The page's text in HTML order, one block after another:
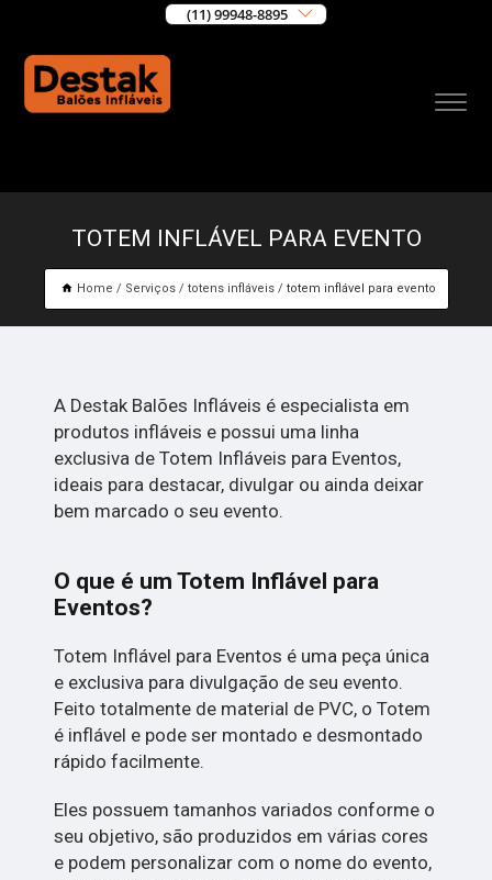
(11) 99948-8895
TOTEM INFLÁVEL PARA EVENTO
Home Serviços totens infláveis totem inflável para evento
A Destak Balões Infláveis é especialista em
produtos infláveis e possui uma linha
exclusiva de Totem Infláveis para Eventos,
ideais para destacar, divulgar ou ainda deixar
bem marcado o seu evento.
O que é um Totem Inflável para
Eventos?
Totem Inflável para Eventos é uma peça única
e exclusiva para divulgação de seu evento.
Feito totalmente de material de PVC, o Totem
é inflável e pode ser montado e desmontado
rápido facilmente.
Eles possuem tamanhos variados conforme o
seu objetivo, são produzidos em várias cores
e podem personalizar com o nome do evento,